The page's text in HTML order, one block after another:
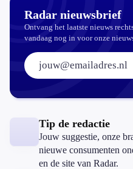
Radar nieuwsbrief
Ontvang het laatste nieuws
vandaag nog in voor onze
E-mailadres:
Tip de redactie
Jouw suggestie, onze
nieuwe consumenten
en de site van Radar.